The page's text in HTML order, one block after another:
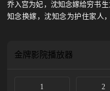
乔入宫为妃，沈知念嫁给穷书
知念换嫁，沈知念为护住家人
金牌影院播放器
1 2